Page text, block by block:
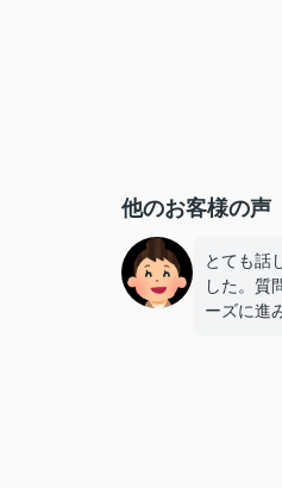
他のお客様の声
とても話
した。質
ーズに進